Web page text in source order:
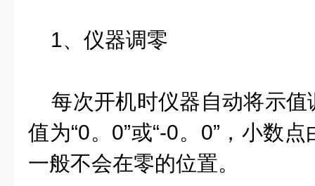
1、仪器调零
每次开机时仪器自动将示值
值为“0。0”或“-0。0”，小数
一般不会在零的位置。